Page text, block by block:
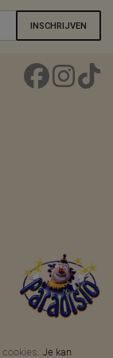
INSCHRIJVEN
cookies. Je kan